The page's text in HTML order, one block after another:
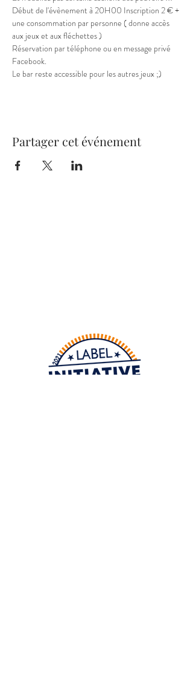
Début de l'évènement à 20H00 Inscription 2 € +
une consommation par personne ( donne accès
aux jeux et aux fléchettes )
Réservation par téléphone ou en message privé
Facebook.
Le bar reste accessible pour les autres jeux ;)
Partager cet événement